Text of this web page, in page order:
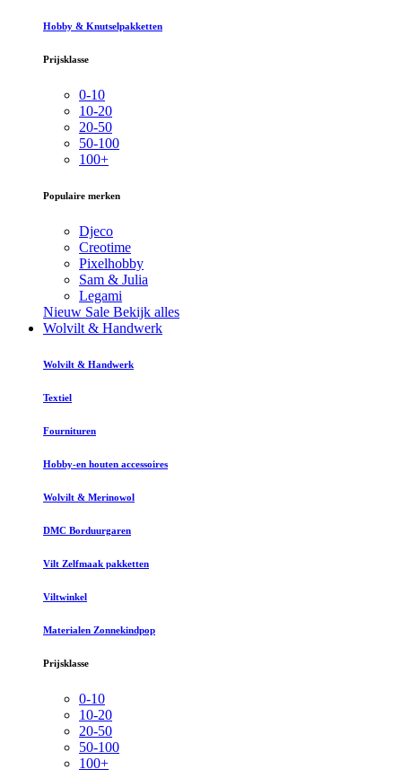
Hobby & Knutselpakketten
Prijsklasse
0-10
10-20
20-50
50-100
100+
Populaire merken
Djeco
Creotime
Pixelhobby
Sam & Julia
Legami
Nieuw Sale Bekijk alles
Wolvilt & Handwerk
Wolvilt & Handwerk
Textiel
Fournituren
Hobby-en houten accessoires
Wolvilt & Merinowol
DMC Borduurgaren
Vilt Zelfmaak pakketten
Viltwinkel
Materialen Zonnekindpop
Prijsklasse
0-10
10-20
20-50
50-100
100+